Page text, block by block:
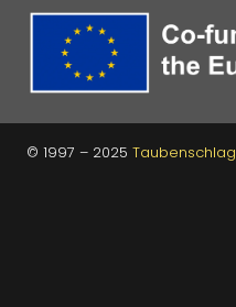
© 1997 – 2025 Taubenschlag